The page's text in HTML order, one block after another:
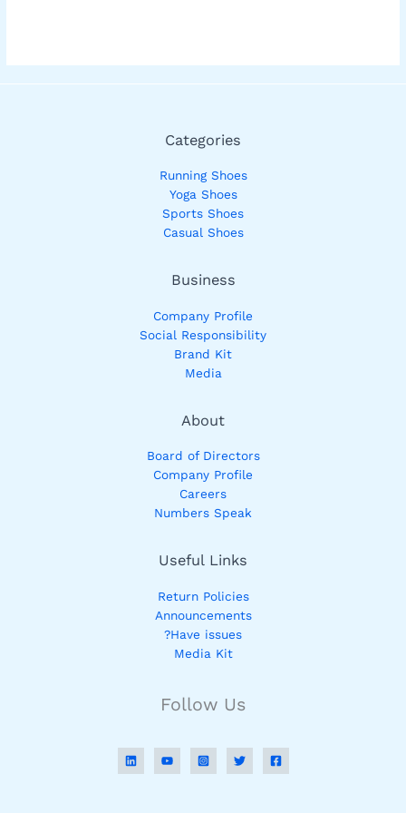
Categories
Running Shoes
Yoga Shoes
Sports Shoes
Casual Shoes
Business
Company Profile
Social Responsibility
Brand Kit
Media
About
Board of Directors
Company Profile
Careers
Numbers Speak
Useful Links
Return Policies
Announcements
Have issues?
Media Kit
Follow Us